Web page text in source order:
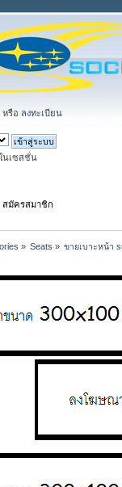
หรือ ลงทะเบียน
นเซสชั่น
สมัครสมาชิก
» Seats » ขายเบาะหน้า